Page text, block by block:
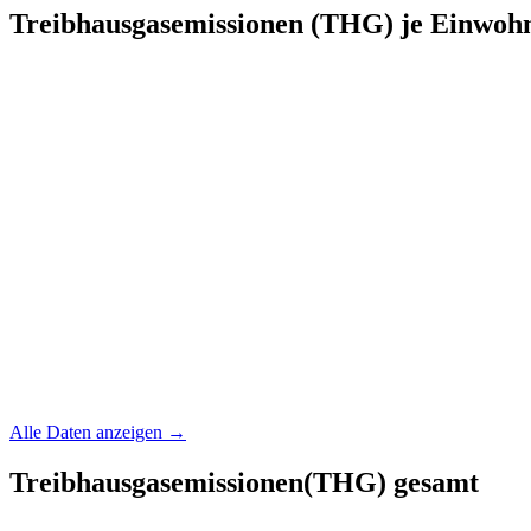
Treibhausgasemissionen (THG) je
Alle Daten anzeigen →
Treibhausgasemissionen(THG) gesamt